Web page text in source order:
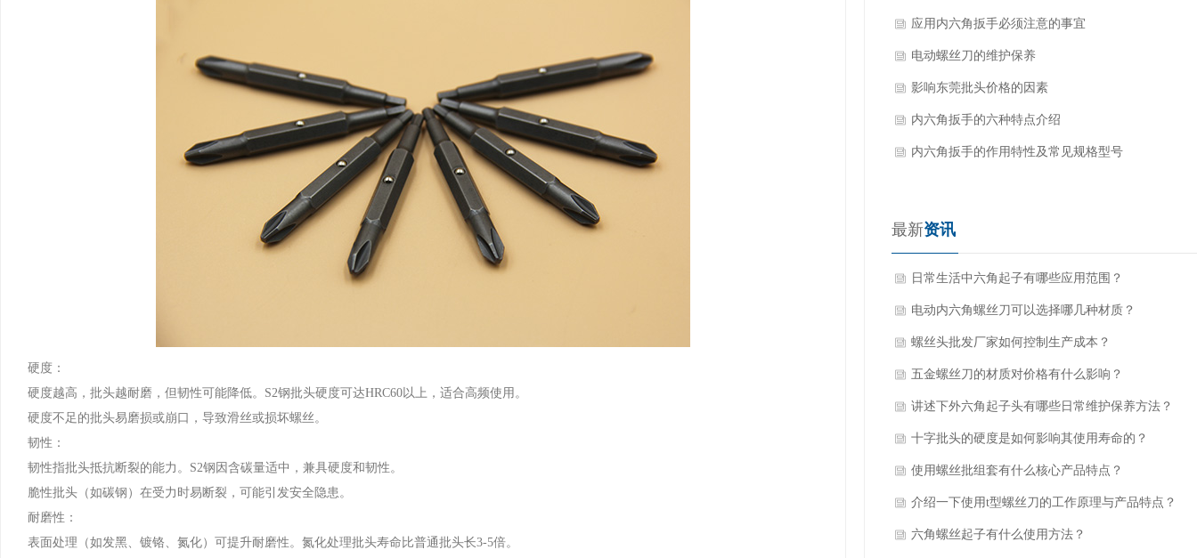
硬度：
硬度越高，批头越耐磨，但韧性可能降低。S2钢批头硬度可达HRC60以上，适合高频使用。
硬度不足的批头易磨损或崩口，导致滑丝或损坏螺丝。
韧性：
韧性指批头抵抗断裂的能力。S2钢因含碳量适中，兼具硬度和韧性。
脆性批头（如碳钢）在受力时易断裂，可能引发安全隐患。
耐磨性：
表面处理（如发黑、镀铬、氮化）可提升耐磨性。氮化处理批头寿命比普通批头长3-5倍。
应用内六角扳手必须注意的事宜
电动螺丝刀的维护保养
影响东莞批头价格的因素
内六角扳手的六种特点介绍
内六角扳手的作用特性及常见规格型号
最新资讯
日常生活中六角起子有哪些应用范围？
电动内六角螺丝刀可以选择哪几种材质？
螺丝头批发厂家如何控制生产成本？
五金螺丝刀的材质对价格有什么影响？
讲述下外六角起子头有哪些日常维护保养方法？
十字批头的硬度是如何影响其使用寿命的？
使用螺丝批组套有什么核心产品特点？
介绍一下使用t型螺丝刀的工作原理与产品特点？
六角螺丝起子有什么使用方法？